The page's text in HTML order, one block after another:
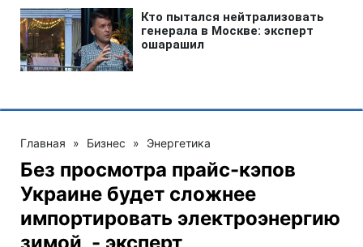
Главная » Бизнес » Энергетика
Без просмотра прайс-кэпов
Украине будет сложнее
импортировать электроэнергию